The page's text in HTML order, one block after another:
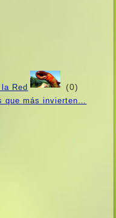
Red (0)
que más invierten…